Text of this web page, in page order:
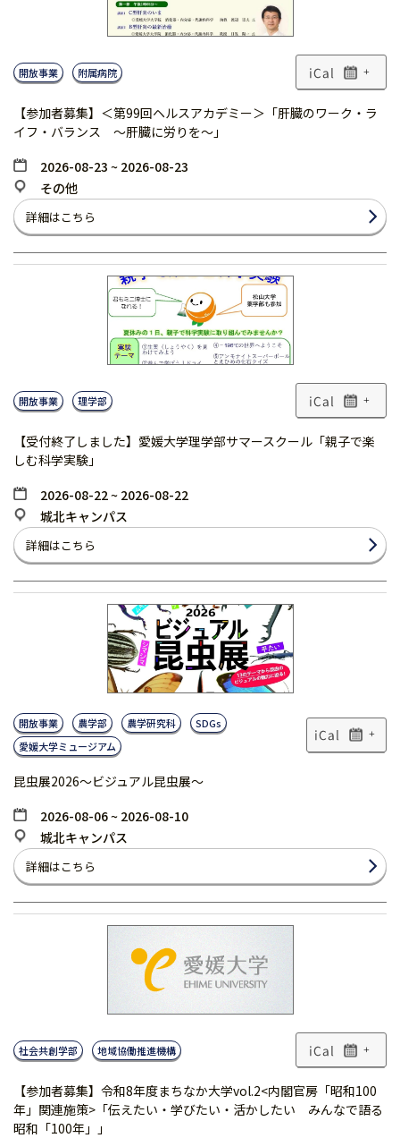
開放事業 附属病院 +
【参加者募集】＜第99回ヘルスアカデミー＞「肝臓のワーク・ラ
イフ・バランス 〜肝臓に労りを〜」
2026-08-23 ~ 2026-08-23
その他
詳細はこちら
開放事業 理学部 +
【受付終了しました】愛媛大学理学部サマースクール「親子で楽
しむ科学実験」
2026-08-22 ~ 2026-08-22
城北キャンパス
詳細はこちら
開放事業 農学部 農学研究科
SDGs
愛媛大学ミュージアム
+
昆虫展2026～ビジュアル昆虫展～
2026-08-06 ~ 2026-08-10
城北キャンパス
詳細はこちら
社会共創学部 地域協働推進機構 +
【参加者募集】令和8年度まちなか大学vol.2<内閣官房「昭和100
年」関連施策>「伝えたい・学びたい・活かしたい みんなで語る
昭和「100年」」